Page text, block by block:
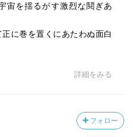
宙を揺るがす激烈な鬩ぎあ
に巻を置くにあたわぬ面白
詳細をみる
フォロー